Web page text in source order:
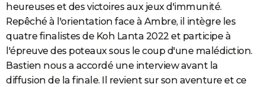
heureuses et des victoires aux jeux d'immunité.
Repêché à l'orientation face à Ambre, il intègre les
quatre finalistes de Koh Lanta 2022 et participe à
l'épreuve des poteaux sous le coup d'une malédiction.
Bastien nous a accordé une interview avant la
diffusion de la finale. Il revient sur son aventure et ce